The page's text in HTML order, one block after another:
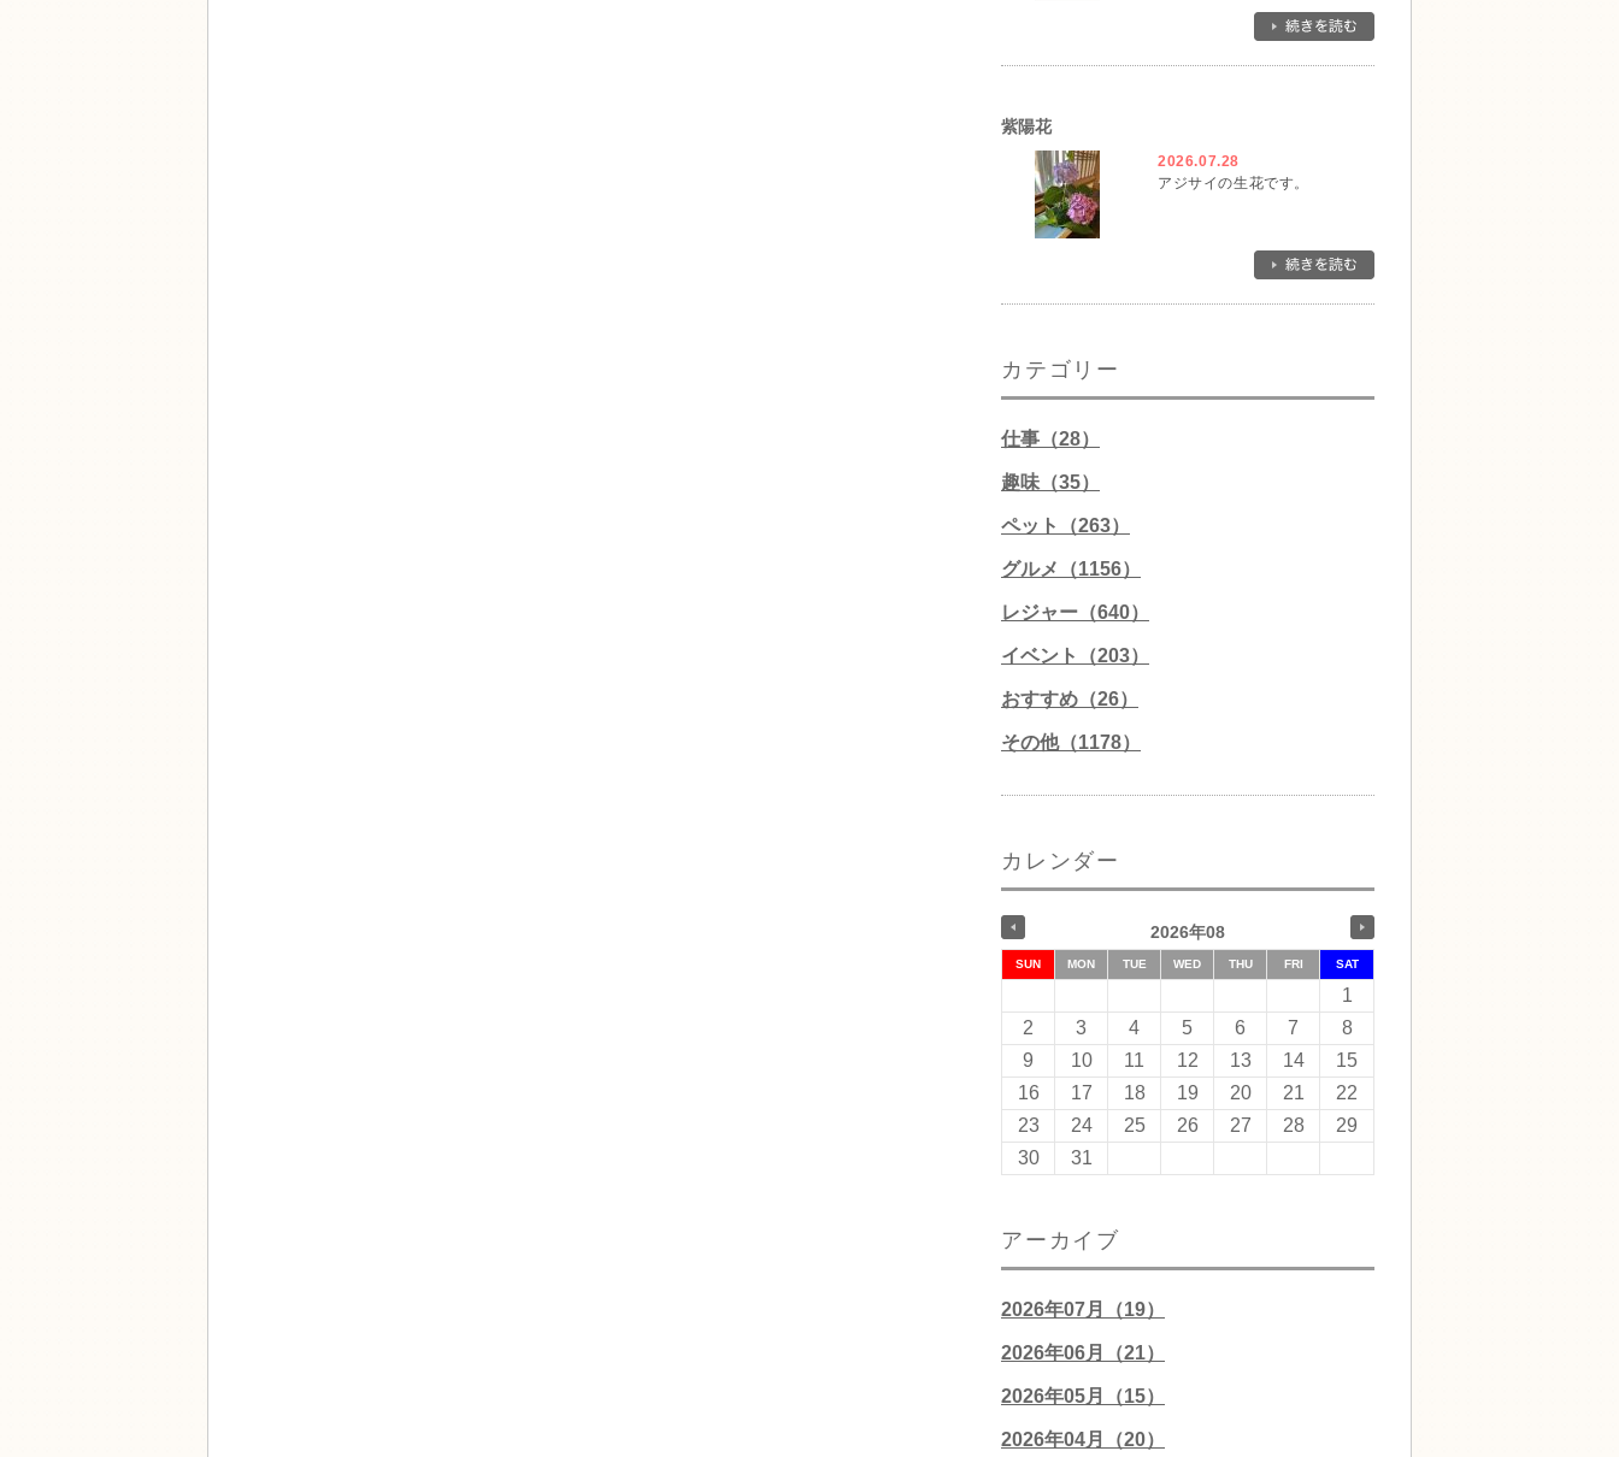
紫陽花
2026.07.28
アジサイの生花です。
カテゴリー
仕事（28）
趣味（35）
ペット（263）
グルメ（1156）
レジャー（640）
イベント（203）
おすすめ（26）
その他（1178）
カレンダー
2026年08
SUN MON TUE WED THU FRI SAT
1
2
3 4 5 6 7
8
9
10 11 12 13 14
15
16
17 18 19 20 21
22
23
24 25 26 27 28
29
30
31
アーカイブ
2026年07月（19）
2026年06月（21）
2026年05月（15）
2026年04月（20）